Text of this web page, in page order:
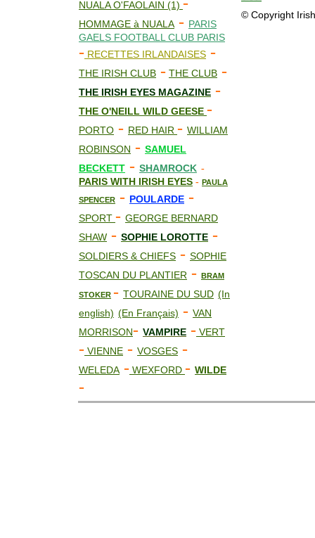
NUALA O'FAOLAIN (1)
HOMMAGE à NUALA - PARIS
GAELS FOOTBALL CLUB PARIS
- RECETTES IRLANDAISES -
THE IRISH CLUB - THE CLUB -
THE IRISH EYES MAGAZINE -
THE O'NEILL WILD GEESE -
PORTO - RED HAIR - WILLIAM
ROBINSON - SAMUEL
BECKETT - SHAMROCK -
PARIS WITH IRISH EYES - PAULA
SPENCER - POULARDE -
SPORT - GEORGE BERNARD
SHAW - SOPHIE LOROTTE -
SOLDIERS & CHIEFS - SOPHIE
TOSCAN DU PLANTIER - BRAM
STOKER - TOURAINE DU SUD (In
english) (En Français) - VAN
MORRISON- VAMPIRE - VERT
- VIENNE - VOSGES -
WELEDA - WEXFORD - WILDE
-
© Copyright